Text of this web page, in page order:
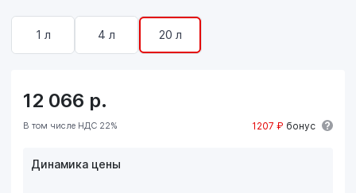
1 л 4 л 20 л
12 066 р.
В том числе НДС 22% 1207 ₽ бонус
Динамика цены